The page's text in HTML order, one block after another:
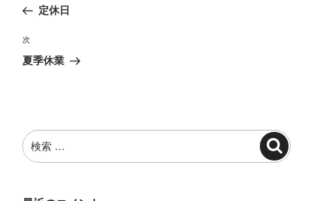
ビ
ゲ
ン
去
投
稿
定休日
次
の
次
夏季休業
検
索:
検
索